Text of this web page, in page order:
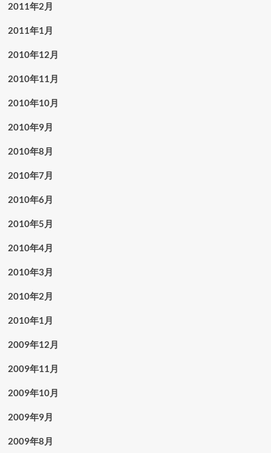
2011年2月
2011年1月
2010年12月
2010年11月
2010年10月
2010年9月
2010年8月
2010年7月
2010年6月
2010年5月
2010年4月
2010年3月
2010年2月
2010年1月
2009年12月
2009年11月
2009年10月
2009年9月
2009年8月